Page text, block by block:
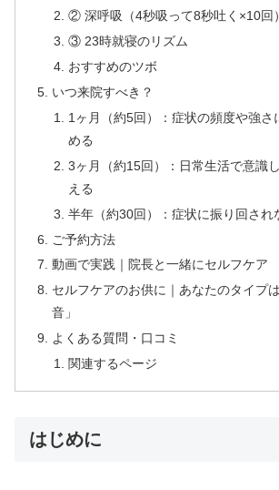
② 深呼吸（4秒吸って8秒吐く×10回）
③ 23時就寝のリズム
おすすめのツボ
いつ来院すべき？
1ヶ月（約5回）：症状の頻度や強さ
める
3ヶ月（約15回）：日常生活で意識
える
半年（約30回）：症状に振り回され
ご予約方法
動画で実践｜院長と一緒にセルフケア
セルフケアのお供に｜あなたのタイプ
音」
よくある質問・口コミ
関連するページ
はじめに